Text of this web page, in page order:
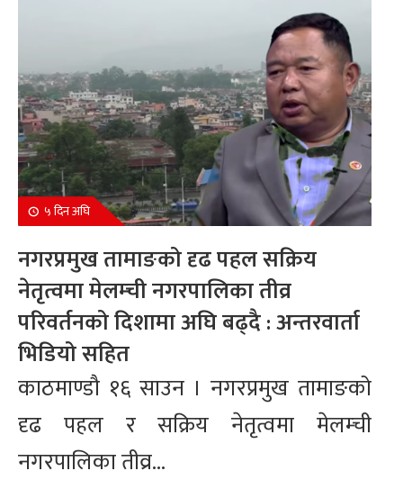
५ दिन अघि
नगरप्रमुख तामाङको दृढ पहल सक्रिय
नेतृत्वमा मेलम्ची नगरपालिका तीव्र
परिवर्तनको दिशामा अघि बढ्दै : अन्तरवार्ता
भिडियो सहित
काठमाण्डौ १६ साउन । नगरप्रमुख तामाङको
दृढ पहल र सक्रिय नेतृत्वमा मेलम्ची
नगरपालिका तीव्र...